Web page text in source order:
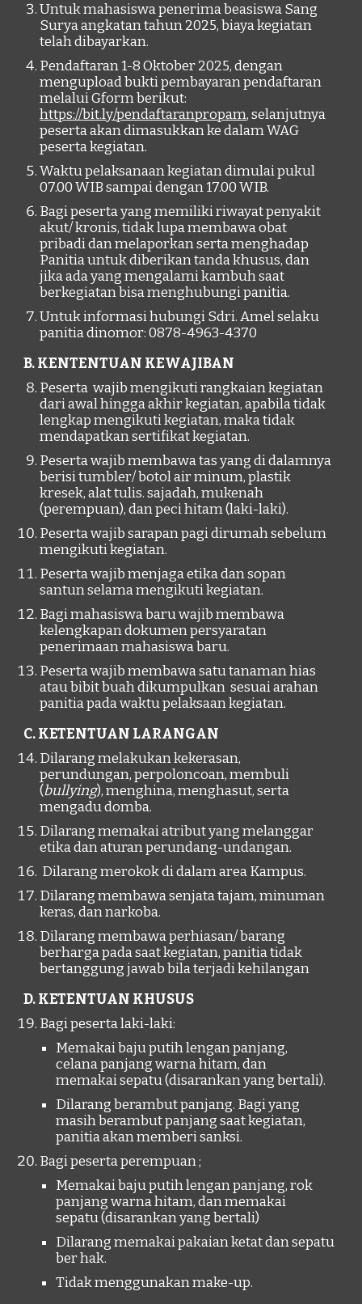
Untuk mahasiswa penerima beasiswa Sang
Surya angkatan tahun 2025, biaya kegiatan
telah dibayarkan.
Pendaftaran 1-8 Oktober 2025, dengan
mengupload bukti pembayaran pendaftaran
melalui Gform berikut:
https://bit.ly/pendaftaranpropam, selanjutnya
peserta akan dimasukkan ke dalam WAG
peserta kegiatan.
Waktu pelaksanaan kegiatan dimulai pukul
07.00 WIB sampai dengan 17.00 WIB.
Bagi peserta yang memiliki riwayat penyakit
akut/ kronis,tidak lupamembawa obat
pribadi dan melaporkan serta menghadap
Panitia untuk diberikan tanda khusus, dan
jika ada yang mengalami kambuh saat
berkegiatan bisa menghubungi panitia.
Untuk informasi hubungi Sdri. Amel selaku
panitia dinomor: 0878-4963-4370
B. KENTENTUAN KEWAJIBAN
Peserta wajib mengikuti rangkaian kegiatan
dari awal hingga akhir kegiatan, apabila tidak
lengkap mengikuti kegiatan, maka tidak
mendapatkan sertifikat kegiatan.
Peserta wajib membawa tas yang di dalamnya
berisi tumbler/ botol air minum, plastik
kresek, alat tulis. sajadah, mukenah
(perempuan), dan peci hitam (laki-laki).
Peserta wajib sarapan pagi dirumah sebelum
mengikuti kegiatan.
Peserta wajib menjaga etika dan sopan
santun selama mengikuti kegiatan.
Bagi mahasiswa baru wajib membawa
kelengkapan dokumen persyaratan
penerimaan mahasiswa baru.
Peserta wajib membawa satu tanaman hias
atau bibit buah dikumpulkan sesuai arahan
panitia pada waktu pelaksaan kegiatan.
C. KETENTUAN LARANGAN
Dilarang melakukan kekerasan,
perundungan, perpoloncoan, membuli
(bullying), menghina, menghasut, serta
mengadu domba.
Dilarang memakai atribut yang melanggar
etika dan aturan perundang-undangan.
Dilarang merokok di dalam area Kampus.
Dilarang membawa senjata tajam, minuman
keras, dan narkoba.
Dilarang membawa perhiasan/ barang
berharga pada saat kegiatan, panitia tidak
bertanggung jawab bila terjadi kehilangan
D. KETENTUAN KHUSUS
Bagi peserta laki-laki:
Memakai baju putih lengan panjang,
celana panjang warna hitam, dan
memakai sepatu (disarankan yang bertali).
Dilarang berambut panjang. Bagi yang
masih berambut panjang saat kegiatan,
panitia akan memberi sanksi.
Bagi peserta perempuan ;
Memakai baju putih lengan panjang, rok
panjang warna hitam, dan memakai
sepatu (disarankan yang bertali)
Dilarang memakai pakaian ketat dan sepatu
ber hak.
Tidak menggunakan make-up.